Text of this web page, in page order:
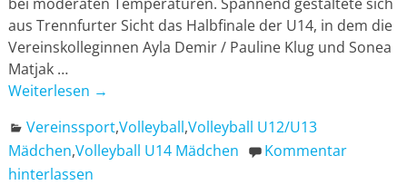
aus Trennfurter Sicht das Halbfinale der U14, in dem die
Vereinskolleginnen Ayla Demir / Pauline Klug und Sonea
Matjak …
Weiterlesen →
Vereinssport,Volleyball,Volleyball U12/U13
Mädchen,Volleyball U14 Mädchen
Kommentar
hinterlassen